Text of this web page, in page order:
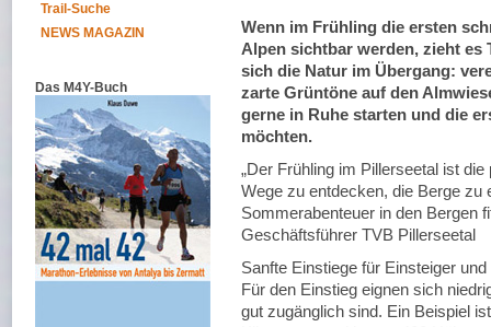
Trail-Suche
NEWS MAGAZIN
Das M4Y-Buch
Wenn im Frühling die ersten
Alpen sichtbar werden, zieht es
sich die Natur im Übergang:
zarte Grüntöne auf den
gerne in Ruhe starten und die
möchten.
„Der Frühling im Pillerseetal ist
Wege zu entdecken, die Berge zu
Sommerabenteuer in den Bergen
Geschäftsführer TVB Pillerseetal
Sanfte Einstiege für Einsteiger
Für den Einstieg eignen sich
gut zugänglich sind. Ein Beispiel